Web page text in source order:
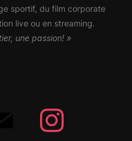
sportif, du film corporate
live ou en streaming.
une passion! »